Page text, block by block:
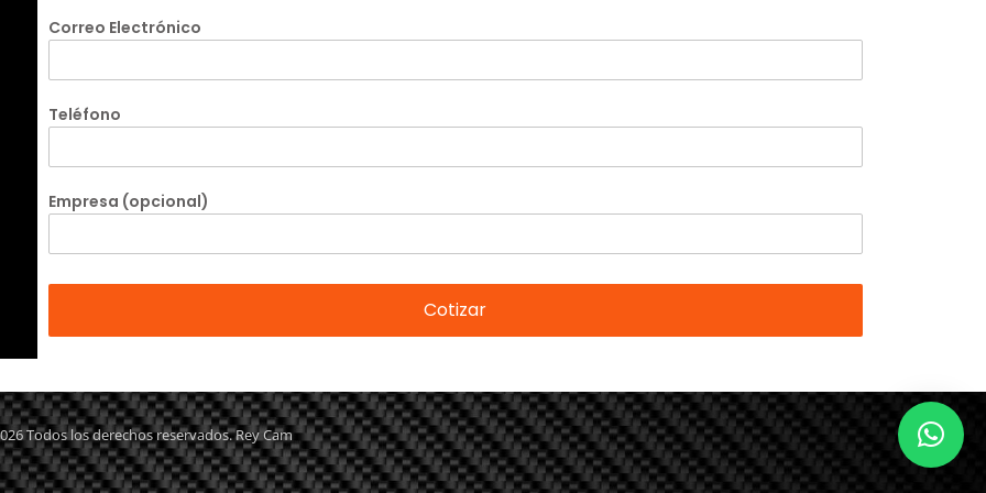
Correo Electrónico
Teléfono
Empresa (opcional)
Todos los derechos reservados. Rey Cam